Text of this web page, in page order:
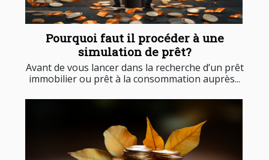
Pourquoi faut il procéder à une
simulation de prêt?
Avant de vous lancer dans la recherche d’un prêt
immobilier ou prêt à la consommation auprès...